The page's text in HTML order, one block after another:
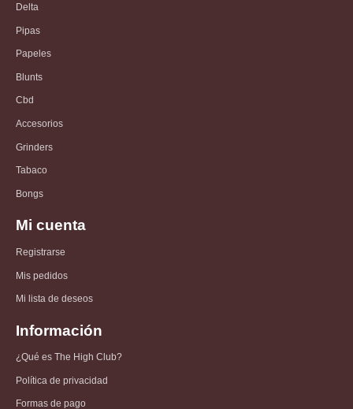
Delta
Pipas
Papeles
Blunts
Cbd
Accesorios
Grinders
Tabaco
Bongs
Mi cuenta
Registrarse
Mis pedidos
Mi lista de deseos
Información
¿Qué es The High Club?
Política de privacidad
Formas de pago